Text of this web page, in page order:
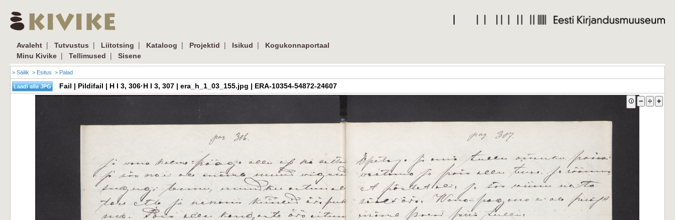
Avaleht | Tutvustus | Liitotsing | Kataloog | Projektid | Isikud |
Kogukonnaportaal
Minu Kivike | Tellimused | Sisene
> Säilik > Esitus > Palad
Fail | Pildifail | H I 3, 306·H I 3, 307 | era_h_1_03_155.jpg | ERA-10354-54872-24607